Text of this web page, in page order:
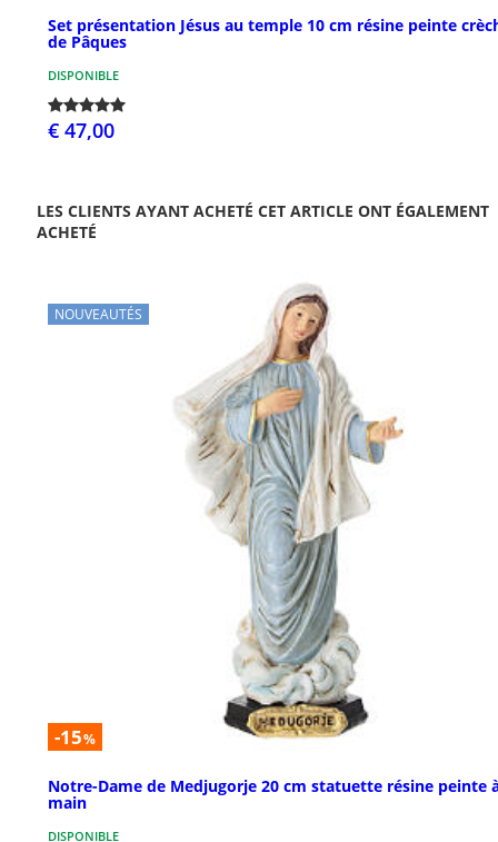
Set présentation Jésus au temple 10 cm résine peinte
de Pâques
DISPONIBLE
€ 47,00
LES CLIENTS AYANT ACHETÉ CET ARTICLE ONT ÉGALEMENT
ACHETÉ
NOUVEAUTÉS
-15%
Notre-Dame de Medjugorje 20 cm statuette résine peinte
main
DISPONIBLE